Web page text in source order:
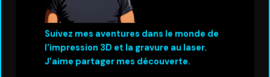
Suivez mes aventures dans le monde de
l'impression 3D et la gravure au laser.
J'aime partager mes découverte.